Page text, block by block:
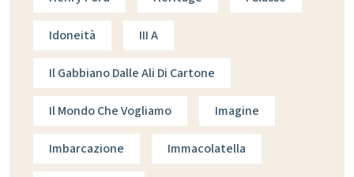
Idoneità III A
Il Gabbiano Dalle Ali Di Cartone
Il Mondo Che Vogliamo Imagine
Imbarcazione Immacolatella